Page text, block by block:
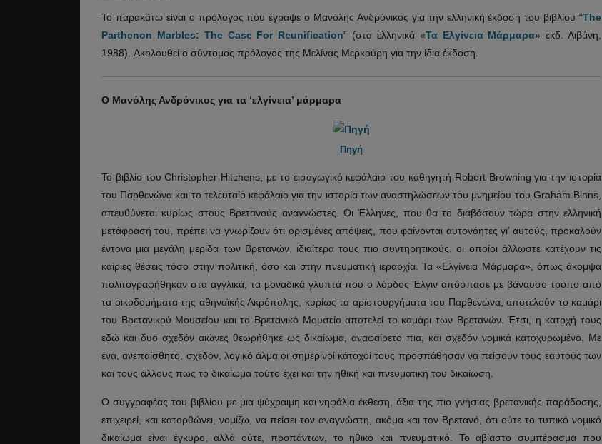
Το παρακάτω είναι ο πρόλογος που έγραψε ο Μανόλης Ανδρόνικος για την ελληνική έκδοση του βιβλίου “The
Parthenon Marbles: The Case For Reunification” (στα ελληνικά «Τα Ελγίνεια Μάρμαρα» εκδ. Λιβάνη,
1988). Ακολουθεί ο σύντομος πρόλογος της Μελίνας Μερκούρη για την ίδια έκδοση.
Ο Μανόλης Ανδρόνικος για τα ‘ελγίνεια’ μάρμαρα
Πηγή
Το βιβλίο του Christopher Hitchens, με το εισαγωγικό κεφάλαιο του καθηγητή Robert Browning για την ιστορία
του Παρθενώνα και το τελευταίο κεφάλαιο για την ιστορία των αναστηλώσεων του μνημείου του Graham Binns,
απευθύνεται κυρίως στους Βρετανούς αναγνώστες. Οι Έλληνες, που θα το διαβάσουν τώρα στην ελληνική
μετάφρασή του, πρέπει να γνωρίζουν ότι ορισμένες απόψεις, που φαίνονται αυτονόητες γι’ αυτούς, προκαλούν
έντονα μια μεγάλη μερίδα των Βρετανών, ιδιαίτερα τους πιο συντηρητικούς, οι οποίοι άλλωστε κατέχουν τις
καίριες θέσεις τόσο στην πολιτική, όσο και στην πνευματική ιεραρχία. Τα «Ελγίνεια Μάρμαρα», όπως άκομψα
πολιτογραφήθηκαν στα αγγλικά, τα μοναδικά γλυπτά που ο λόρδος Έλγιν απόσπασε με βάναυσο τρόπο από
τα οικοδομήματα της αθηναϊκής Ακρόπολης, κυρίως τα αριστουργήματα του Παρθενώνα, αποτελούν το καμάρι
του Βρετανικού Μουσείου και το Βρετανικό Μουσείο αποτελεί το καμάρι των Βρετανών. Έτσι, η κατοχή τους
εδώ και δυο σχεδόν αιώνες θεωρήθηκε ως δικαίωμα, αναφαίρετο πια, και σχεδόν νομικά κατοχυρωμένο. Με
ένα, ανεπαίσθητο, σχεδόν, λογικό άλμα οι σημερινοί κάτοχοί τους προσπάθησαν να πείσουν τους εαυτούς των
και τους άλλους πως το δικαίωμα τούτο έχει και την ηθική και πνευματική του δικαίωση.
Ο συγγραφέας του βιβλίου με μια ψύχραιμη και νηφάλια έκθεση, άξια της πιο γνήσιας βρετανικής παράδοσης,
επιχειρεί, και κατορθώνει, νομίζω, να πείσει τον αναγνώστη, ακόμα και τον Βρετανό, ότι ούτε το τυπικό νομικό
δικαίωμα είναι έγκυρο, αλλά ούτε, προπάντων, το ηθικό και πνευματικό. Το αβίαστο συμπέρασμα που